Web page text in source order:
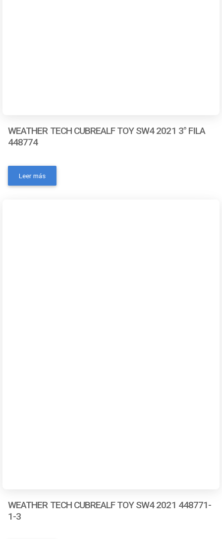
WEATHER TECH CUBREALF TOY SW4 2021 3° FILA
448774
Negro- Código universal de producto: 787765524452-
MPN: No- Condición del ítem: Nuevo- Material: Sintético-
Leer más
WEATHER TECH CUBREALF TOY SW4 2021 448771-
1-3